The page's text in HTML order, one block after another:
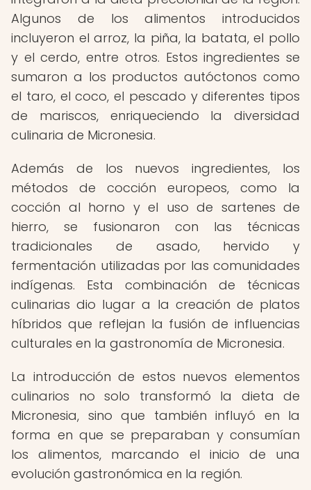
Algunos de los alimentos introducidos
incluyeron el arroz, la piña, la batata, el pollo
y el cerdo, entre otros. Estos ingredientes se
sumaron a los productos autóctonos como
el taro, el coco, el pescado y diferentes tipos
de mariscos, enriqueciendo la diversidad
culinaria de Micronesia.
Además de los nuevos ingredientes, los
métodos de cocción europeos, como la
cocción al horno y el uso de sartenes de
hierro, se fusionaron con las técnicas
tradicionales de asado, hervido y
fermentación utilizadas por las comunidades
indígenas. Esta combinación de técnicas
culinarias dio lugar a la creación de platos
híbridos que reflejan la fusión de influencias
culturales en la gastronomía de Micronesia.
La introducción de estos nuevos elementos
culinarios no solo transformó la dieta de
Micronesia, sino que también influyó en la
forma en que se preparaban y consumían
los alimentos, marcando el inicio de una
evolución gastronómica en la región.